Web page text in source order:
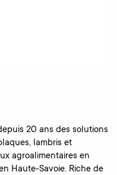
20 ans des solutions
lambris et
agroalimentaires en
Haute-Savoie. Riche de